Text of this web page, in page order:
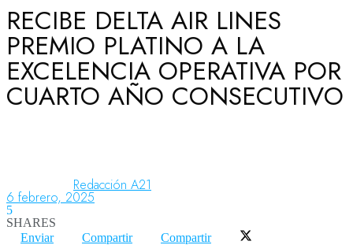
Aerolíneas
Aeronáutica
RECIBE DELTA AIR LINES
PREMIO PLATINO A LA
EXCELENCIA OPERATIVA POR
CUARTO AÑO CONSECUTIVO
Redacción A21
6 febrero, 2025
5
SHARES
Enviar
Compartir Compartir